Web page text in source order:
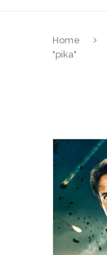
Home
"pika"